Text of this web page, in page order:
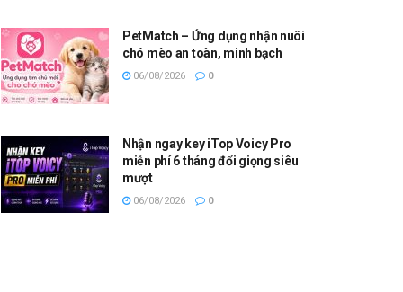
PetMatch – Ứng dụng nhận nuôi
chó mèo an toàn, minh bạch
06/08/2026 0
Nhận ngay key iTop Voicy Pro
miễn phí 6 tháng đổi giọng siêu
mượt
06/08/2026 0